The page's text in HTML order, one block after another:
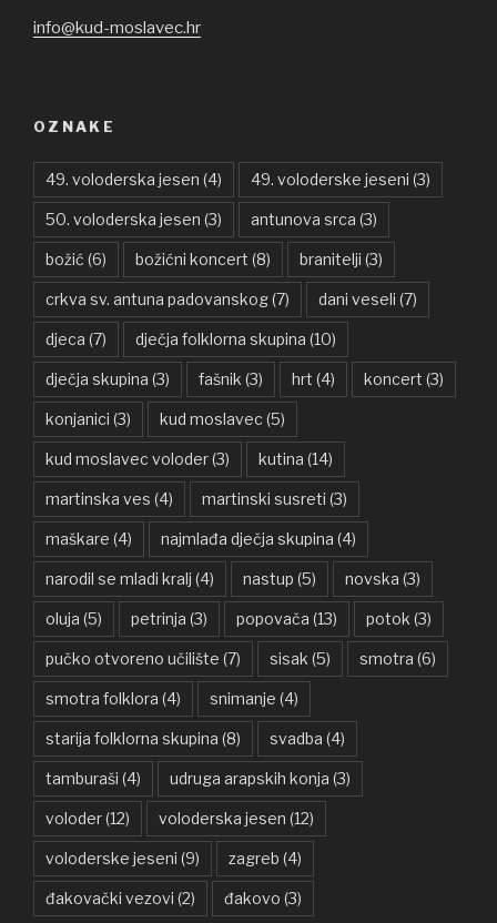
info@kud-moslavec.hr
OZNAKE
49. voloderska jesen (4) 49. voloderske jeseni (3)
50. voloderska jesen (3) antunova srca (3)
božić (6) božićni koncert (8) branitelji (3)
crkva sv. antuna padovanskog(7) dani veseli (7)
djeca (7) dječja folklorna skupina (10)
dječja skupina (3) fašnik (3) hrt (4) koncert (3)
konjanici (3) kud moslavec (5)
kud moslavec voloder(3) kutina (14)
martinska ves (4) martinski susreti (3)
maškare (4) najmlađa dječja skupina (4)
narodil se mladi kralj (4) nastup (5) novska (3)
oluja (5) petrinja (3) popovača (13) potok (3)
pučko otvoreno učilište (7) sisak (5) smotra (6)
smotra folklora (4) snimanje (4)
starija folklorna skupina (8) svadba (4)
tamburaši (4) udruga arapskih konja (3)
voloder(12) voloderska jesen (12)
voloderske jeseni (9) zagreb (4)
đakovački vezovi (2) đakovo (3)